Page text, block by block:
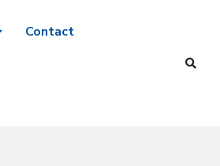
Contact